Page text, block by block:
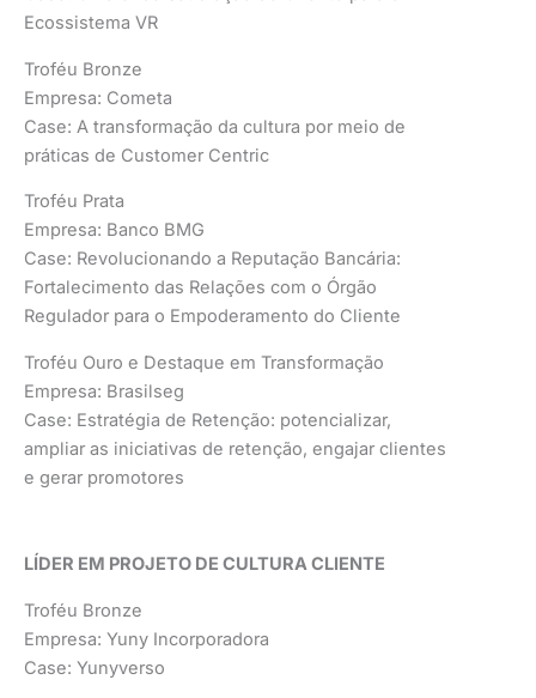
Ecossistema VR
Troféu Bronze
Empresa: Cometa
Case: A transformação da cultura por meio de
práticas de Customer Centric
Troféu Prata
Empresa: Banco BMG
Case: Revolucionando a Reputação Bancária:
Fortalecimento das Relações com o Órgão
Regulador para o Empoderamento do Cliente
Troféu Ouro e Destaque em Transformação
Empresa: Brasilseg
Case: Estratégia de Retenção: potencializar,
ampliar as iniciativas de retenção, engajar clientes
e gerar promotores
LÍDER EM PROJETO DE CULTURA CLIENTE
Troféu Bronze
Empresa: Yuny Incorporadora
Case: Yunyverso